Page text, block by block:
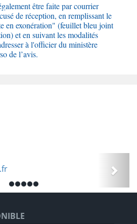
être faite par courrier
de réception, en remplissant le
en exonération" (feuillet bleu joint
et en suivant les modalités
à l'officier du ministère
de l’avis.